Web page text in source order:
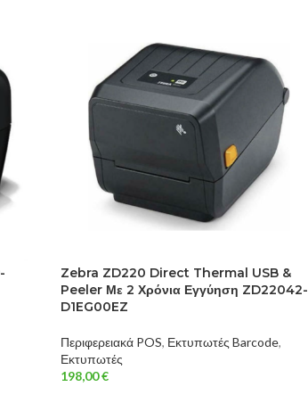
Zebra ZD220 Direct Thermal USB &
Peeler Με 2 Χρόνια Εγγύηση ZD22042-
D1EG00EZ
Περιφερειακά POS, Εκτυπωτές Barcode,
Εκτυπωτές
198,00€